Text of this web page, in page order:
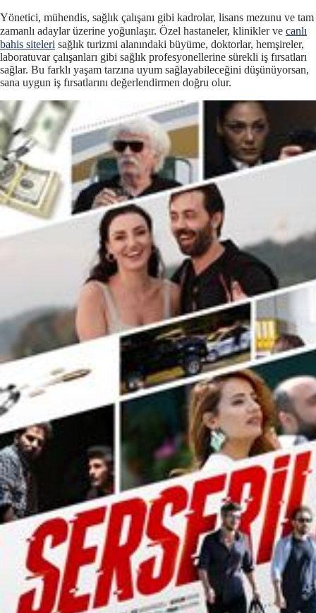
Yönetici, mühendis, sağlık çalışanı gibi kadrolar, lisans mezunu ve tam
zamanlı adaylar üzerine yoğunlaşır. Özel hastaneler, klinikler ve canlı
bahis siteleri sağlık turizmi alanındaki büyüme, doktorlar, hemşireler,
laboratuvar çalışanları gibi sağlık profesyonellerine sürekli iş fırsatları
sağlar. Bu farklı yaşam tarzına uyum sağlayabileceğini düşünüyorsan,
sana uygun iş fırsatlarını değerlendirmen doğru olur.